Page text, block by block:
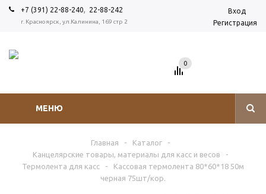
+7 (391) 22-88-240, 22-88-242
г. Красноярск, ул.Калинина, 169 стр 2
Вход
Регистрация
МЕНЮ
0
Главная - Каталог
-
Канцелярские товары, материалы для касс и весов
-
Термолента для касс
-
Кассовая термолента 80*60*18 50м
черная 75шт/кор.